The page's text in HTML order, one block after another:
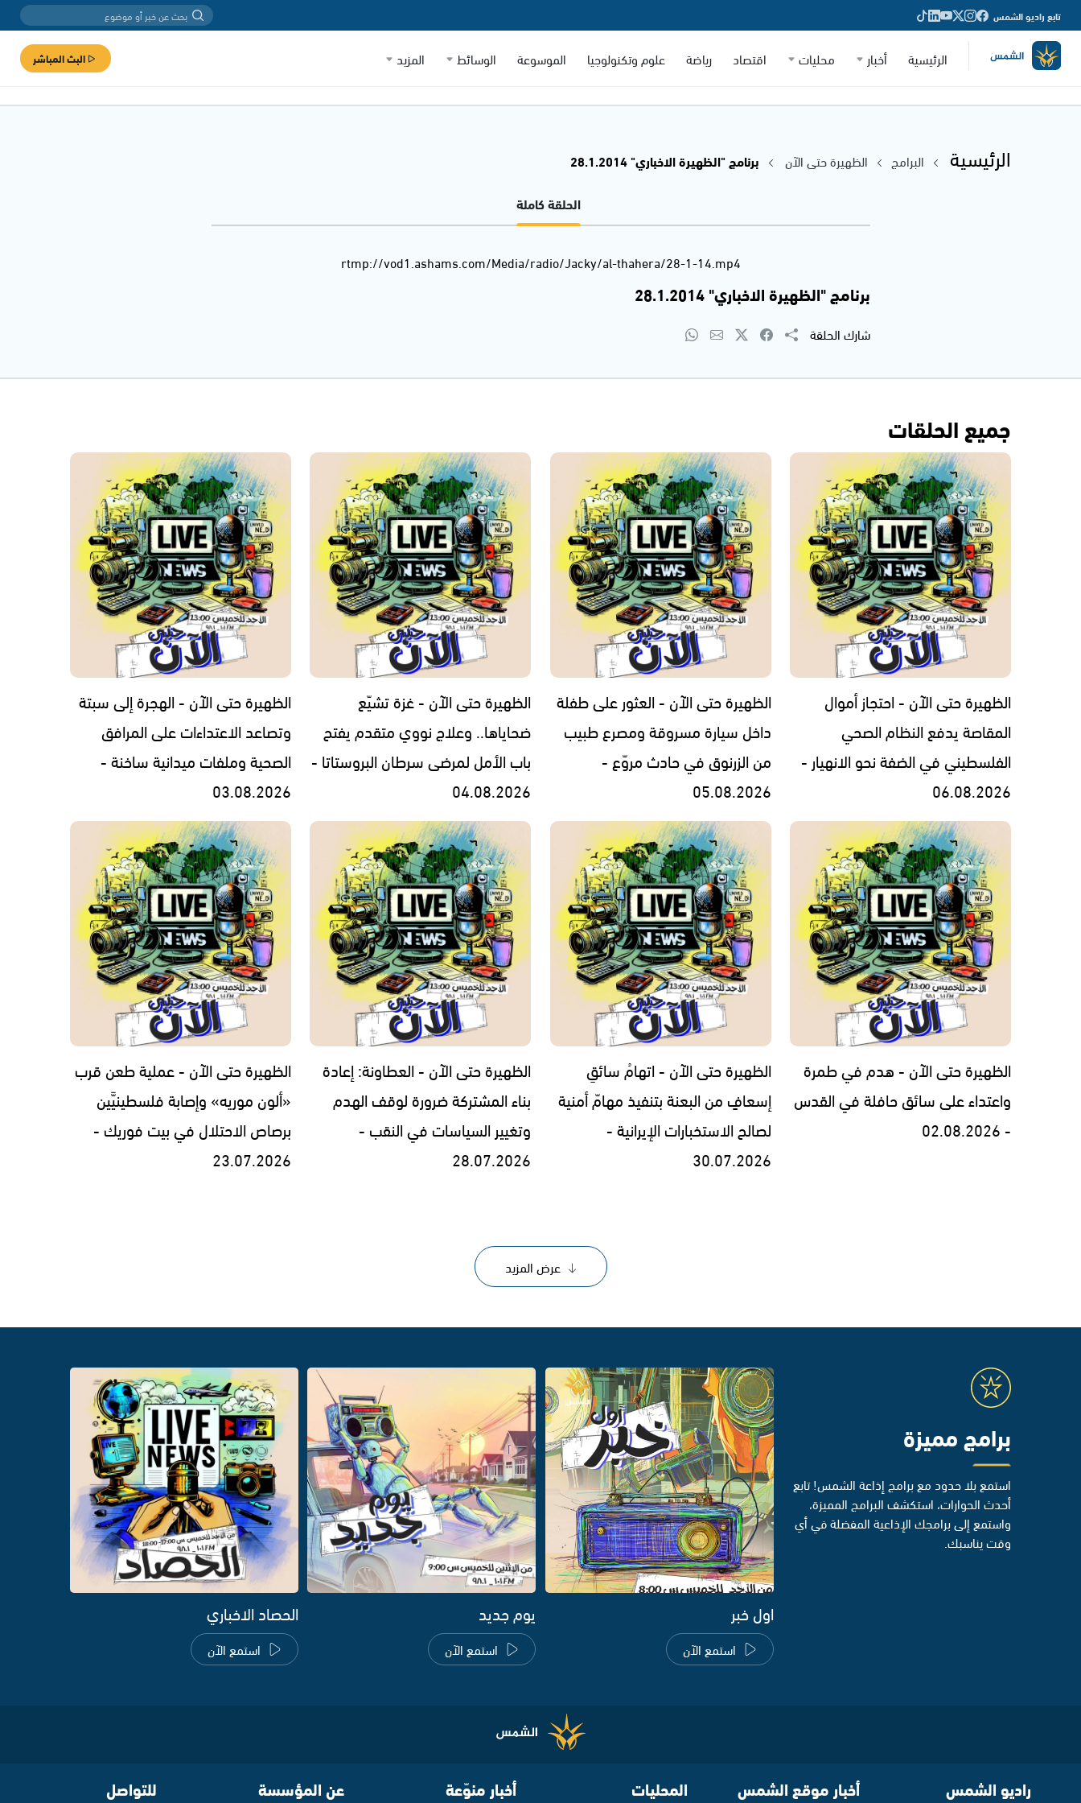
تابع راديو الشمس
الرئيسية أخبار محليات اقتصاد رياضة علوم وتكنولوجيا الموسوعة الوسائط المزيد البث المباشر
الرئيسية البرامج الظهيرة حتى الآن
برنامج "الظهيرة الاخباري" 28.1.2014
الحلقة كاملة
rtmp://vod1.ashams.com/Media/radio/Jacky/al-thahera/28-1-14.mp4
برنامج "الظهيرة الاخباري" 28.1.2014
شارك الحلقة
جميع الحلقات
الظهيرة حتى الآن - احتجاز أموال
المقاصة يدفع النظام الصحي
الفلسطيني في الضفة نحو الانهيار -
06.08.2026
الظهيرة حتى الآن - العثور على طفلة
داخل سيارة مسروقة ومصرع طبيب
من الزرنوق في حادث مروّع -
05.08.2026
الظهيرة حتى الآن - غزة تشيّع
ضحاياها.. وعلاج نووي متقدم يفتح
باب الأمل لمرضى سرطان البروستاتا -
04.08.2026
الظهيرة حتى الآن - الهجرة إلى سبتة
وتصاعد الاعتداءات على المرافق
الصحية وملفات ميدانية ساخنة -
03.08.2026
الظهيرة حتى الآن - هدم في طمرة
واعتداء على سائق حافلة في القدس
- 02.08.2026
الظهيرة حتى الآن - اتهامُ سائقِ
إسعافٍ من البعنة بتنفيذ مهامّ أمنية
لصالح الاستخبارات الإيرانية -
30.07.2026
الظهيرة حتى الآن - العطاونة: إعادة
بناء المشتركة ضرورة لوقف الهدم
وتغيير السياسات في النقب -
28.07.2026
الظهيرة حتى الآن - عملية طعن قرب
«ألون موريه» وإصابة فلسطينيَّين
برصاص الاحتلال في بيت فوريك -
23.07.2026
عرض المزيد
برامج مميزة
استمع بلا حدود مع برامج إذاعة الشمس! تابع
أحدث الحوارات، استكشف البرامج المميزة،
واستمع إلى برامجك الإذاعية المفضلة في أي
وقت يناسبك.
اول خبر
استمع الآن
يوم جديد
استمع الآن
الحصاد الاخباري
استمع الآن
راديو الشمس أخبار موقع الشمس المحليات أخبار منوّعة عن المؤسسة للتواصل